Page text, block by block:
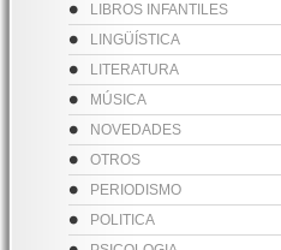
LIBROS INFANTILES
LINGÜÍSTICA
LITERATURA
MÚSICA
NOVEDADES
OTROS
PERIODISMO
POLITICA